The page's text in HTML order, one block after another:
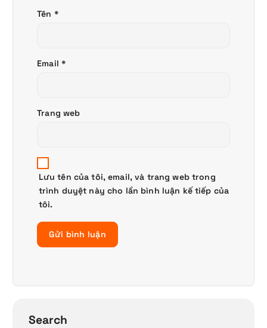
Tên *
Email *
Trang web
Lưu tên của tôi, email, và trang web trong
trình duyệt này cho lần bình luận kế tiếp của
tôi.
Search